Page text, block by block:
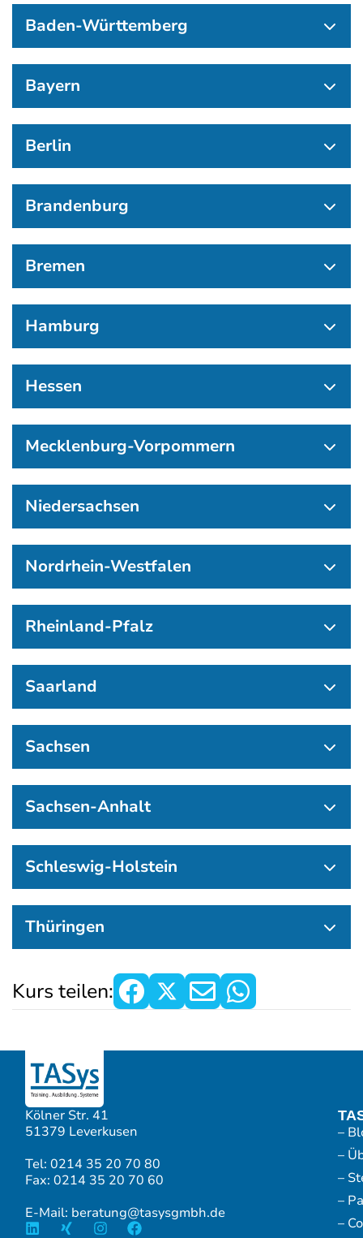
Baden-Württemberg
Bayern
Berlin
Brandenburg
Bremen
Hamburg
Hessen
Mecklenburg-Vorpommern
Niedersachsen
Nordrhein-Westfalen
Rheinland-Pfalz
Saarland
Sachsen
Sachsen-Anhalt
Schleswig-Holstein
Thüringen
Kurs teilen:
Kölner Str. 41
51379 Leverkusen
Tel: 0214 35 20 70 80
Fax: 0214 35 20 70 60
E-Mail: beratung@tasysgmbh.de
–
–
–
–
–